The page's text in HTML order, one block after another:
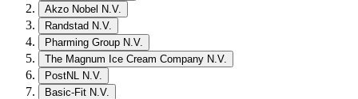
Akzo Nobel N.V.
Randstad N.V.
Pharming Group N.V.
The Magnum Ice Cream Company N.V.
PostNL N.V.
Basic-Fit N.V.